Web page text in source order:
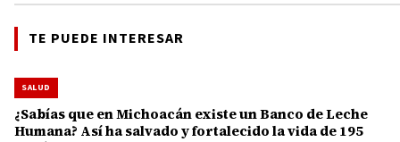
TE PUEDE INTERESAR
SALUD
¿Sabías que en Michoacán existe un Banco de Leche
Humana? Así ha salvado y fortalecido la vida de 195